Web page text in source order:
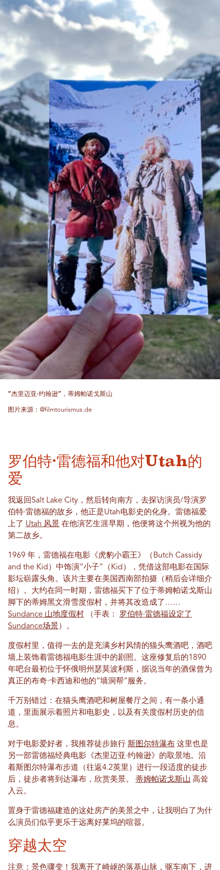
“杰里迈亚·约翰逊”，蒂姆帕诺戈斯山
图片来源：@filmtourismus.de
罗伯特·雷德福和他对Utah的
爱
我返回Salt Lake City，然后转向南方，去探访演员/导演罗
伯特·雷德福的故乡，他正是Utah电影史的化身。雷德福爱
上了 Utah 风景 在他演艺生涯早期，他便将这个州视为他的
第二故乡。
1969 年，雷德福在电影《虎豹小霸王》（Butch Cassidy
and the Kid）中饰演“小子”（Kid），凭借这部电影在国际
影坛崭露头角。该片主要在美国西南部拍摄（稍后会详细介
绍）。大约在同一时期，雷德福买下了位于蒂姆帕诺戈斯山
脚下的蒂姆黑文滑雪度假村，并将其改造成了……
Sundance 山地度假村 （手表： 罗伯特·雷德福设定了
Sundance场景）。
度假村里，值得一去的是充满乡村风情的猫头鹰酒吧，酒吧
墙上装饰着雷德福电影生涯中的剧照。这座修复后的1890
年吧台最初位于怀俄明州瑟莫波利斯，据说当年的酒保曾为
真正的布奇·卡西迪和他的“墙洞帮”服务。
千万别错过：在猫头鹰酒吧和树屋餐厅之间，有一条小通
道，里面展示着照片和电影史，以及有关度假村历史的信
息。
对于电影爱好者，我推荐徒步旅行 斯图尔特瀑布 这里也是
另一部雷德福经典电影《杰里迈亚·约翰逊》的取景地。沿
着斯图尔特瀑布步道（往返4.2英里）进行一段适度的徒步
后，徒步者将到达瀑布，欣赏美景。 蒂姆帕诺戈斯山 高耸
入云。
置身于雷德福建造的这处房产的美景之中，让我明白了为什
么演员们似乎更乐于远离好莱坞的喧嚣。
穿越太空
注意：景色骤变！我离开了崎岖的落基山脉，驱车南下，进